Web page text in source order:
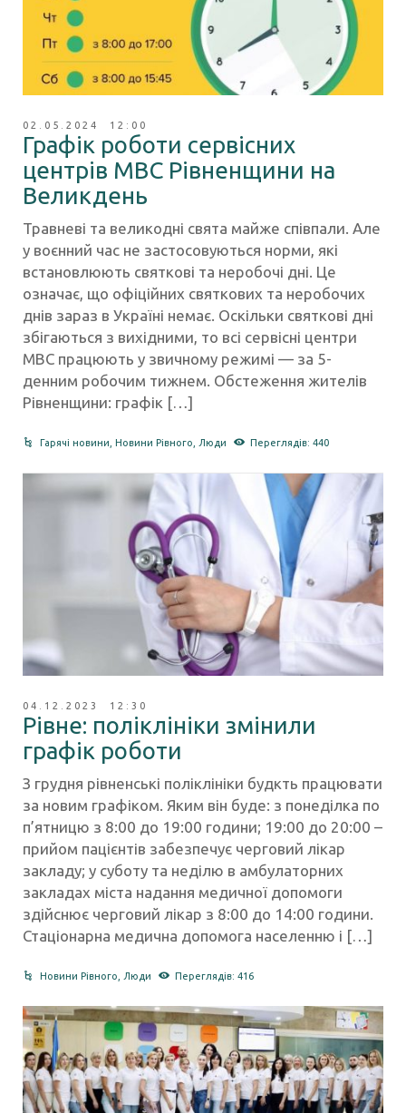
02.05.2024 12:00
Графік роботи сервісних
центрів МВС Рівненщини на
Великдень
Травневі та великодні свята майже співпали. Але
у воєнний час не застосовуються норми, які
встановлюють святкові та неробочі дні. Це
означає, що офіційних святкових та неробочих
днів зараз в Україні немає. Оскільки святкові дні
збігаються з вихідними, то всі сервісні центри
МВС працюють у звичному режимі — за 5-
денним робочим тижнем. Обстеження жителів
Рівненщини: графік […]
Гарячі новини ,Новини Рівного Люди Переглядів: 440
04.12.2023 12:30
Рівне: поліклініки змінили
графік роботи
З грудня рівненські поліклініки будкть працювати
за новим графіком. Яким він буде: з понеділка по
п’ятницю з 8:00 до 19:00 години; 19:00 до 20:00 –
прийом пацієнтів забезпечує черговий лікар
закладу; у суботу та неділю в амбулаторних
закладах міста надання медичної допомоги
здійснює черговий лікар з 8:00 до 14:00 години.
Стаціонарна медична допомога населенню і […]
Новини Рівного Люди Переглядів: 416